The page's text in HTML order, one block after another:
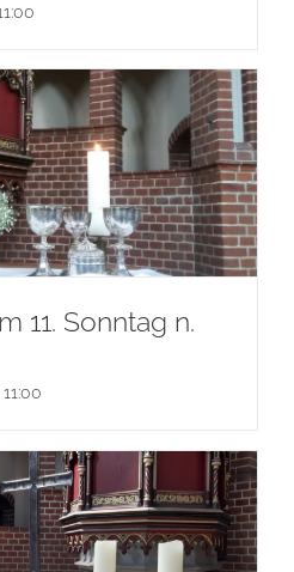
11. Sonntag n.
11:00